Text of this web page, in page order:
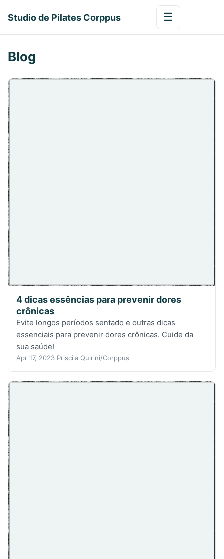
Studio de Pilates Corppus ☰
Blog
4 dicas essências para prevenir dores
crônicas
Evite longos períodos sentado e outras dicas
essenciais para prevenir dores crônicas. Cuide da
sua saúde!
Apr 17, 2023 Priscila Quirini/Corppus